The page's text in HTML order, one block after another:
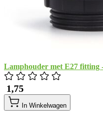
Lamphouder met E27
​ 1,75
In Winkelwagen